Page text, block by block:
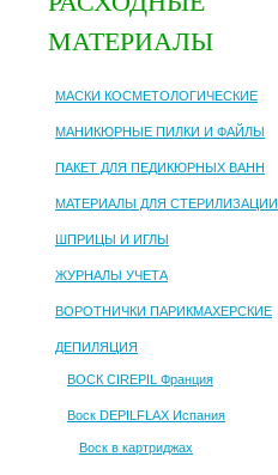
МАТЕРИАЛЫ
МАСКИ КОСМЕТОЛОГИЧЕСКИЕ
МАНИКЮРНЫЕ ПИЛКИ И ФАЙЛЫ
ПАКЕТ ДЛЯ ПЕДИКЮРНЫХ ВАНН
МАТЕРИАЛЫ ДЛЯ СТЕРИЛИЗАЦИИ
ШПРИЦЫ И ИГЛЫ
ЖУРНАЛЫ УЧЕТА
ВОРОТНИЧКИ ПАРИКМАХЕРСКИЕ
ДЕПИЛЯЦИЯ
ВОСК CIREPIL Франция
Воск DEPILFLAX Испания
Воск в картриджах